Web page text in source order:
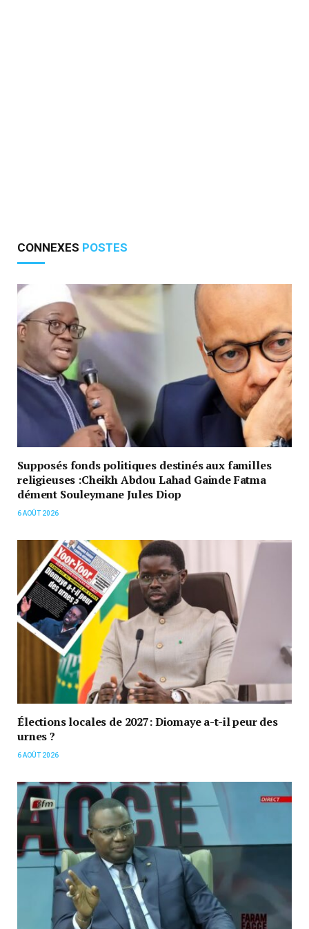
CONNEXES POSTES
Supposés fonds politiques destinés aux familles
religieuses :Cheikh Abdou Lahad Gainde Fatma
dément Souleymane Jules Diop
6 AOÛT 2026
Élections locales de 2027: Diomaye a-t-il peur des
urnes ?
6 AOÛT 2026